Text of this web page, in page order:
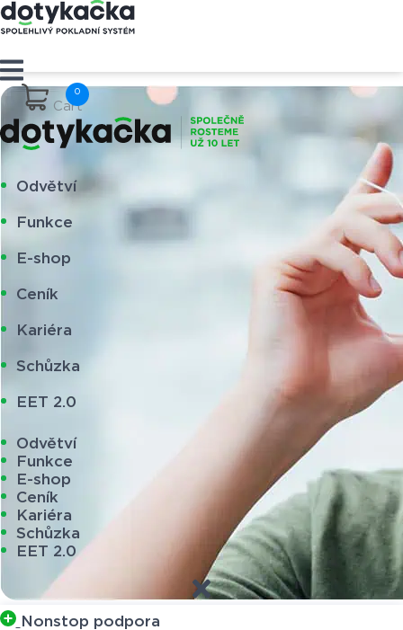
Cart
Odvětví
Funkce
E-shop
Ceník
Kariéra
Schůzka
EET 2.0
Odvětví
Funkce
E-shop
Ceník
Kariéra
Schůzka
EET 2.0
Nonstop podpora